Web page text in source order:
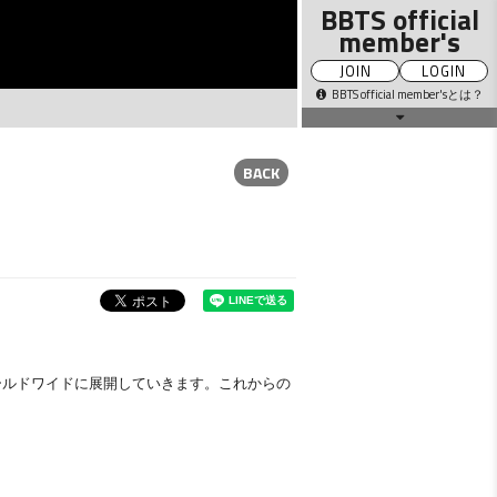
BBTS official
member's
JOIN LOGIN
BBTS official member'sとは？
BACK
ドワイドに展開していきます。これからの